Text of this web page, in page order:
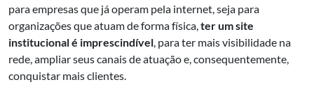
para empresas que já operam pela internet, seja para
organizações que atuam de forma física,ter um site
institucional é imprescindível, para ter mais visibilidade na
rede, ampliar seus canais de atuação e, consequentemente,
conquistar mais clientes.